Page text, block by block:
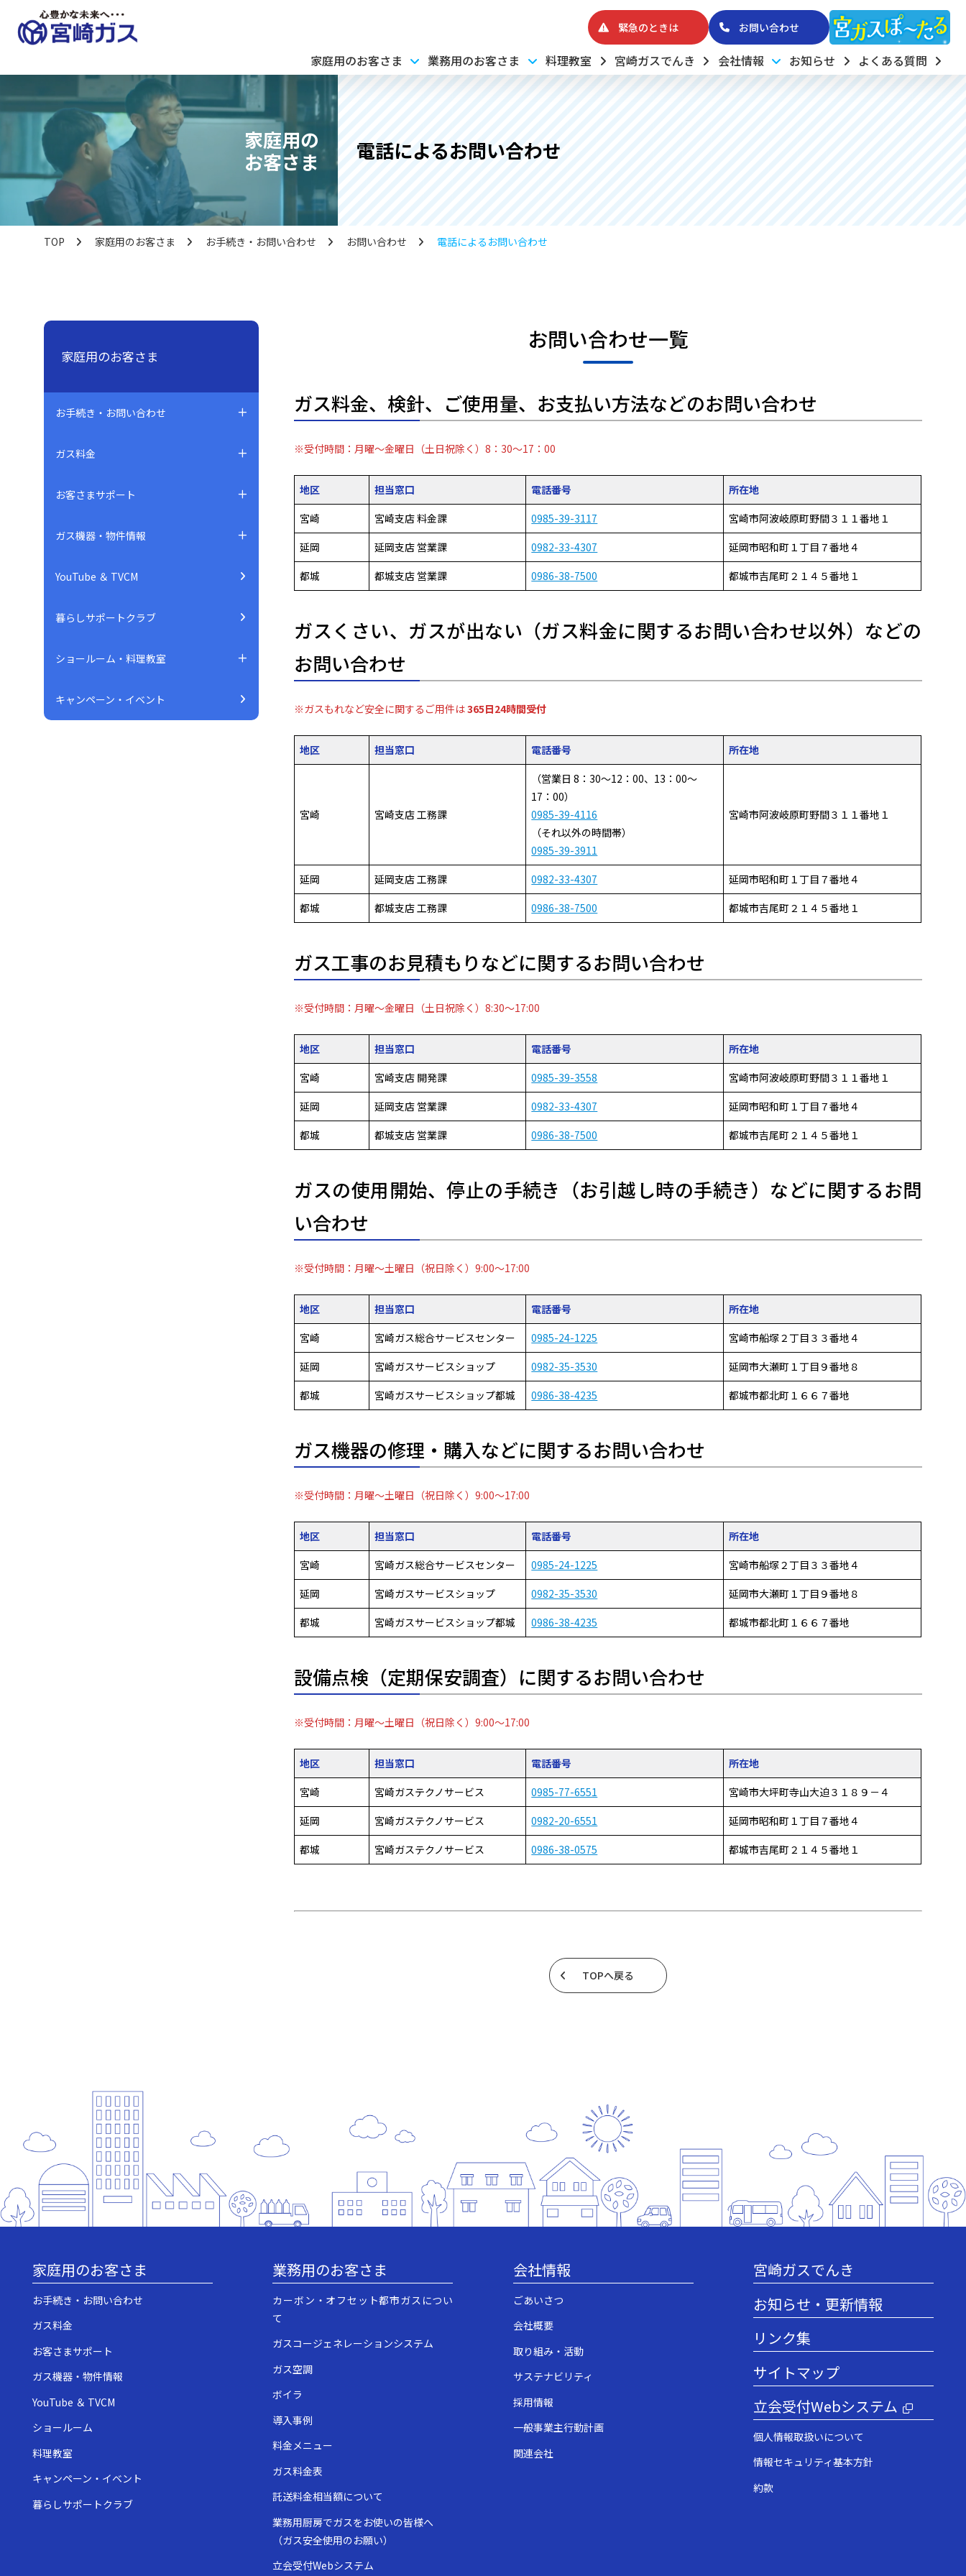
緊急のときは お問い合わせ
家庭用のお客さま 業務用のお客さま 料理教室 宮崎ガスでんき 会社情報 お知らせ よくある質問
家庭用の
お客さま
電話によるお問い合わせ
TOP 家庭用のお客さま お手続き・お問い合わせ お問い合わせ 電話によるお問い合わせ
家庭用のお客さま
お手続き・お問い合わせ
ガス料金
お客さまサポート
ガス機器・物件情報
YouTube ＆ TVCM
暮らしサポートクラブ
ショールーム・料理教室
キャンペーン・イベント
お問い合わせ一覧
ガス料金、検針、ご使用量、お支払い方法などのお問い合わせ
※受付時間：月曜～金曜日（土日祝除く）8：30～17：00
地区 担当窓口 電話番号
所在地
宮崎
宮崎支店 料金課 0985-39-3117
宮崎市阿波岐原町野間３１１番地１
延岡
延岡支店 営業課 0982-33-4307
延岡市昭和町１丁目７番地４
都城
都城支店 営業課 0986-38-7500 都城市吉尾町２１４５番地１
ガスくさい、ガスが出ない（ガス料金に関するお問い合わせ以外）などの
お問い合わせ
※ガスもれなど安全に関するご用件は365日24時間受付
地区 担当窓口 電話番号 所在地
宮崎 宮崎支店 工務課
（営業日 8：30～12：00、13：00～
17：00）
0985-39-4116
（それ以外の時間帯）
0985-39-3911
宮崎市阿波岐原町野間３１１番地１
延岡 延岡支店 工務課 0982-33-4307
延岡市昭和町１丁目７番地４
都城
都城支店 工務課 0986-38-7500 都城市吉尾町２１４５番地１
ガス工事のお見積もりなどに関するお問い合わせ
※受付時間：月曜～金曜日（土日祝除く）8:30～17:00
地区 担当窓口 電話番号
所在地
宮崎
宮崎支店 開発課 0985-39-3558
宮崎市阿波岐原町野間３１１番地１
延岡
延岡支店 営業課 0982-33-4307
延岡市昭和町１丁目７番地４
都城
都城支店 営業課 0986-38-7500 都城市吉尾町２１４５番地１
ガスの使用開始、停止の手続き（お引越し時の手続き）などに関するお問
い合わせ
※受付時間：月曜～土曜日（祝日除く）9:00～17:00
地区 担当窓口 電話番号
所在地
宮崎
宮崎ガス総合サービスセンター 0985-24-1225
宮崎市船塚２丁目３３番地４
延岡
宮崎ガスサービスショップ 0982-35-3530
延岡市大瀬町１丁目９番地８
都城
宮崎ガスサービスショップ都城 0986-38-4235 都城市都北町１６６７番地
ガス機器の修理・購入などに関するお問い合わせ
※受付時間：月曜～土曜日（祝日除く）9:00～17:00
地区 担当窓口 電話番号
所在地
宮崎
宮崎ガス総合サービスセンター 0985-24-1225
宮崎市船塚２丁目３３番地４
延岡
宮崎ガスサービスショップ 0982-35-3530
延岡市大瀬町１丁目９番地８
都城
宮崎ガスサービスショップ都城 0986-38-4235 都城市都北町１６６７番地
設備点検（定期保安調査）に関するお問い合わせ
※受付時間：月曜～土曜日（祝日除く）9:00～17:00
地区 担当窓口 電話番号
所在地
宮崎
宮崎ガステクノサービス 0985-77-6551
宮崎市大坪町寺山大迫３１８９－４
延岡
宮崎ガステクノサービス 0982-20-6551
延岡市昭和町１丁目７番地４
都城
宮崎ガステクノサービス 0986-38-0575 都城市吉尾町２１４５番地１
TOPへ戻る
家庭用のお客さま
お手続き・お問い合わせ
ガス料金
お客さまサポート
ガス機器・物件情報
YouTube ＆ TVCM
ショールーム
料理教室
キャンペーン・イベント
暮らしサポートクラブ
業務用のお客さま
カーボン・オフセット都市ガスについ
て
ガスコージェネレーションシステム
ガス空調
ボイラ
導入事例
料金メニュー
ガス料金表
託送料金相当額について
業務用厨房でガスをお使いの皆様へ
（ガス安全使用のお願い）
立会受付Webシステム
会社情報
ごあいさつ
会社概要
取り組み・活動
サステナビリティ
採用情報
一般事業主行動計画
関連会社
宮崎ガスでんき
お知らせ・更新情報
リンク集
サイトマップ
立会受付Webシステム
個人情報取扱いについて
情報セキュリティ基本方針
約款